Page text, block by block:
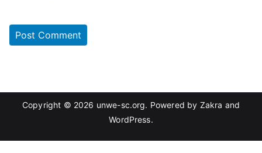
Copyright © 2026 unwe-sc.org. Powered by Zakra and
WordPress.